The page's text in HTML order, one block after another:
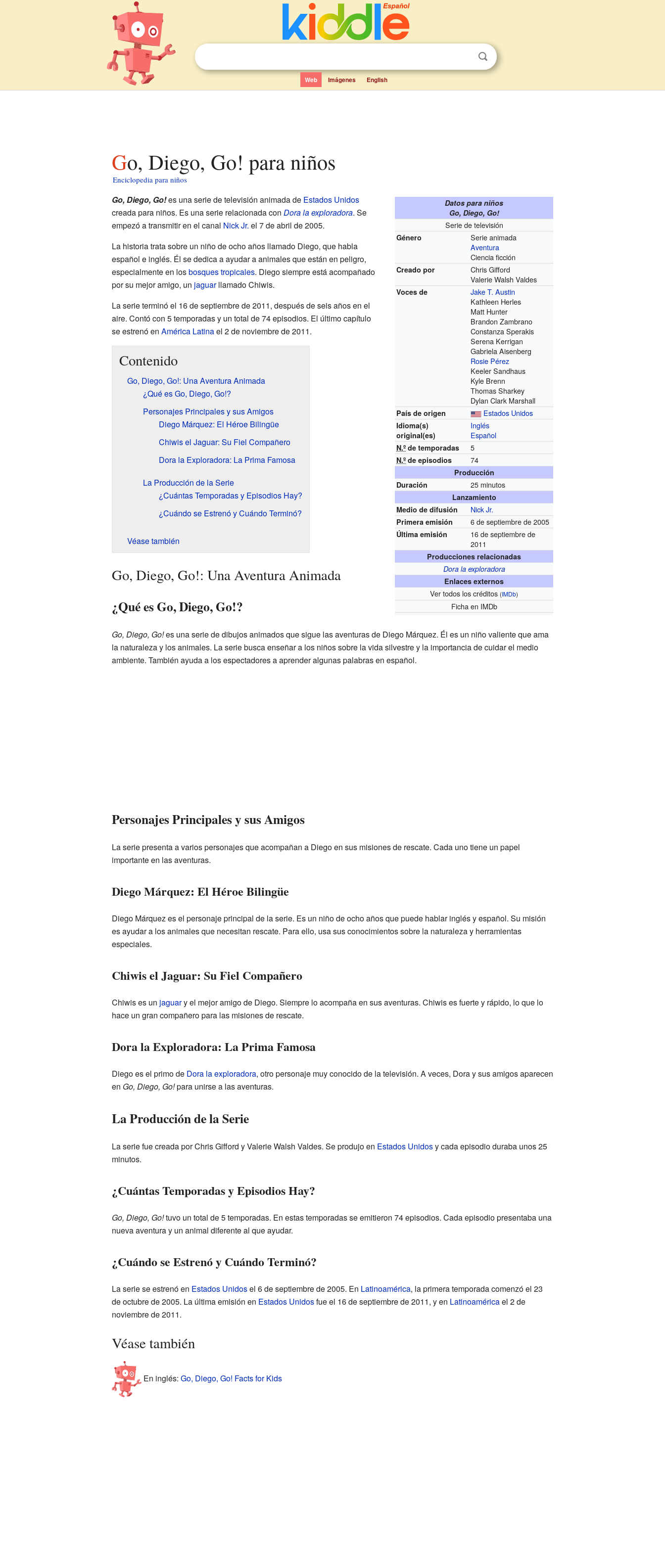
Web Imágenes English
Go, Diego, Go! para niños
Enciclopedia para niños
Datos para niños
Go, Diego, Go!
Serie de televisión
Género
Serie animada
Aventura
Ciencia ficción
Creado por
Chris Gifford
Valerie Walsh Valdes
Voces de
Jake T. Austin
Kathleen Herles
Matt Hunter
Brandon Zambrano
Constanza Sperakis
Serena Kerrigan
Gabriela Aisenberg
Rosie Pérez
Keeler Sandhaus
Kyle Brenn
Thomas Sharkey
Dylan Clark Marshall
País de origen Estados Unidos
Idioma(s)
original(es)
Inglés
Español
N.º de temporadas 5
N.º de episodios 74
Producción
Duración
25 minutos
Lanzamiento
Medio de difusión
Nick Jr.
Primera emisión 6 de septiembre de 2005
Última emisión
16 de septiembre de
2011
Producciones relacionadas
Dora la exploradora
Enlaces externos
Ver todos los créditos (IMDb)
Fichaen IMDb
Go, Diego, Go!es una serie de televisión animada de Estados Unidos
creada para niños. Es una serie relacionada con Dora la exploradora. Se
empezó a transmitir en el canal Nick Jr. el 7 de abril de 2005.
La historia trata sobre un niño de ocho años llamado Diego, que habla
español e inglés. Él se dedica a ayudar a animales que están en peligro,
especialmente en losbosques tropicales. Diego siempre está acompañado
por su mejor amigo, un jaguarllamado Chiwis.
La serie terminó el 16 de septiembre de 2011, después de seis años en el
aire. Contó con 5 temporadas y un total de 74 episodios. El último capítulo
se estrenó en América Latinael 2 de noviembre de 2011.
Contenido
Go, Diego, Go!: Una Aventura Animada
¿Qué es Go, Diego, Go!?
Personajes Principales y sus Amigos
Diego Márquez: El Héroe Bilingüe
Chiwis el Jaguar: Su Fiel Compañero
Dora la Exploradora: La Prima Famosa
La Producción de la Serie
¿Cuántas Temporadas y Episodios Hay?
¿Cuándo se Estrenó y Cuándo Terminó?
Véase también
Go, Diego, Go!: Una Aventura Animada
¿Qué es Go, Diego, Go!?
Go, Diego, Go!es una serie de dibujos animados que sigue las aventuras de Diego Márquez. Él es un niño valiente que ama
la naturaleza y los animales. La serie busca enseñar a los niños sobre la vida silvestre y la importancia de cuidar el medio
ambiente. También ayuda a los espectadores a aprender algunas palabras en español.
Personajes Principales y sus Amigos
La serie presenta a varios personajes que acompañan a Diego en sus misiones de rescate. Cada uno tiene un papel
importante en las aventuras.
Diego Márquez: El Héroe Bilingüe
Diego Márquez es el personaje principal de la serie. Es un niño de ocho años que puede hablar inglés y español. Su misión
es ayudar a los animales que necesitan rescate. Para ello, usa sus conocimientos sobre la naturaleza y herramientas
especiales.
Chiwis el Jaguar: Su Fiel Compañero
Chiwis es un jaguary el mejor amigo de Diego. Siempre lo acompaña en sus aventuras. Chiwis es fuerte y rápido, lo que lo
hace un gran compañero para las misiones de rescate.
Dora la Exploradora: La Prima Famosa
Diego es el primo de Dora la exploradora, otro personaje muy conocido de la televisión. A veces, Dora y sus amigos aparecen
en Go, Diego, Go!para unirse a las aventuras.
La Producción de la Serie
La serie fue creada por Chris Gifford y Valerie Walsh Valdes. Se produjo en Estados Unidosy cada episodio duraba unos 25
minutos.
¿Cuántas Temporadas y Episodios Hay?
Go, Diego, Go!tuvo un total de 5 temporadas. En estas temporadas se emitieron 74 episodios. Cada episodio presentaba una
nueva aventura y un animal diferente al que ayudar.
¿Cuándo se Estrenó y Cuándo Terminó?
La serie se estrenó en Estados Unidosel 6 de septiembre de 2005. En Latinoamérica, la primera temporada comenzó el 23
de octubre de 2005. La última emisión en Estados Unidosfue el 16 de septiembre de 2011, y en Latinoaméricael 2 de
noviembre de 2011.
Véase también
En inglés: Go, Diego, Go! Facts for Kids